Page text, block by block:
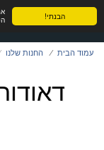
הבנתי!
עמוד הבית החנות שלנו